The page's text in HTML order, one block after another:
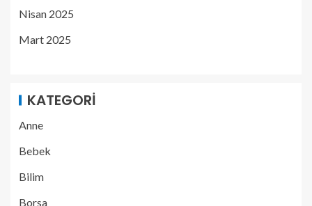
Nisan 2025
Mart 2025
KATEGORI
Anne
Bebek
Bilim
Borsa